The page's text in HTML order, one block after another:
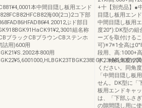
本中間目隠し板用エンド
海00(2コ)2コ下部
ぷド部日
組名称
ブラックCBブラウンCBステンホ
詰用)600用
本800用
+十【別売品】●
目隠し板用エン
中間目隠し板用
度20°):DK型の
ーズを取付ける
可)※7※1全高は
段用、高:1000+
す。傾斜角度が
ください。同角
「中間目隠し板
せん。DK型に「
板用エンドキャ
は、「下部ふさ
の隙間隠し用